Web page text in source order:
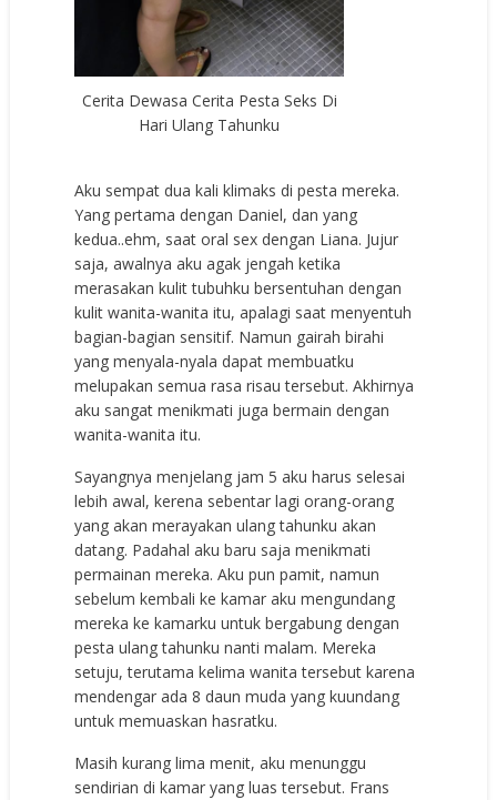
Cerita Dewasa Cerita Pesta Seks Di
Hari Ulang Tahunku
Aku sempat dua kali klimaks di pesta mereka.
Yang pertama dengan Daniel, dan yang
kedua..ehm, saat oral sex dengan Liana. Jujur
saja, awalnya aku agak jengah ketika
merasakan kulit tubuhku bersentuhan dengan
kulit wanita-wanita itu, apalagi saat menyentuh
bagian-bagian sensitif. Namun gairah birahi
yang menyala-nyala dapat membuatku
melupakan semua rasa risau tersebut. Akhirnya
aku sangat menikmati juga bermain dengan
wanita-wanita itu.
Sayangnya menjelang jam 5 aku harus selesai
lebih awal, kerena sebentar lagi orang-orang
yang akan merayakan ulang tahunku akan
datang. Padahal aku baru saja menikmati
permainan mereka. Aku pun pamit, namun
sebelum kembali ke kamar aku mengundang
mereka ke kamarku untuk bergabung dengan
pesta ulang tahunku nanti malam. Mereka
setuju, terutama kelima wanita tersebut karena
mendengar ada 8 daun muda yang kuundang
untuk memuaskan hasratku.
Masih kurang lima menit, aku menunggu
sendirian di kamar yang luas tersebut. Frans